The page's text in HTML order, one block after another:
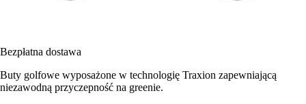
Bezpłatna dostawa
Buty golfowe wyposażone w technologię Traxion zapewniającą
niezawodną przyczepność na greenie.